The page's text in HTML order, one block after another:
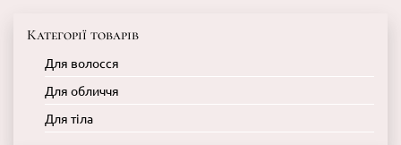
Категорії товарів
Для волосся
Для обличчя
Для тіла